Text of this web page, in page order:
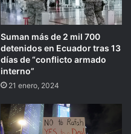
Suman más de 2 mil 700
detenidos en Ecuador tras 13
días de “conflicto armado
interno”
21 enero, 2024